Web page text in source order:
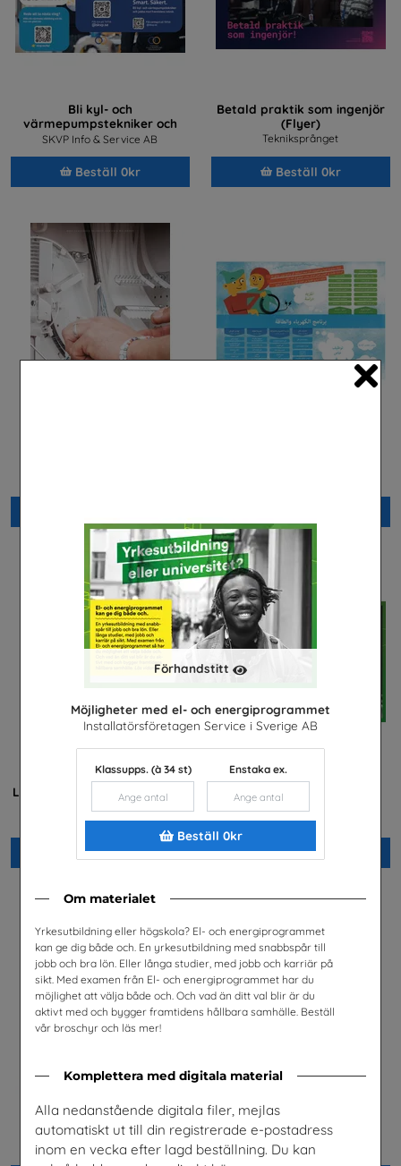
Förhandstitt
Möjligheter med el- och energiprogrammet
Installatörsföretagen Service i Sverige AB
Klassupps. (à 34 st) Enstaka ex.
Beställ 0kr
Om materialet
Yrkesutbildning eller högskola? El- och energiprogrammet
kan ge dig både och. En yrkesutbildning med snabbspår till
jobb och bra lön. Eller långa studier, med jobb och karriär på
sikt. Med examen från El- och energiprogrammet har du
möjlighet att välja både och. Och vad än ditt val blir är du
aktivt med och bygger framtidens hållbara samhälle. Beställ
vår broschyr och läs mer!
Komplettera med digitala material
Alla nedanstående digitala filer, mejlas
automatiskt ut till din registrerade e-postadress
inom en vecka efter lagd beställning. Du kan
Bli kyl- och
värmepumpstekniker och
jobba med framtidens teknik
SKVP Info & Service AB
Beställ 0kr
Betald praktik som ingenjör
(Flyer)
Tekniksprånget
Beställ 0kr
Är du säker? -
Lärarhandledning lågstadiet
Unga Forskare
Beställ 0kr
Möjligheter med el- och
energiprogrammet
Installatörsföretagen Service i
Sverige AB
Beställ 0kr
Meet Sandvik nr 1 2026
Sandvik AB
Är du säker? högstadiet,
lärarhandledning
Unga Forskare